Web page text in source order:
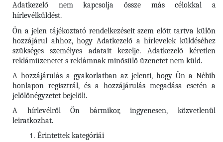
Adatkezelő nem kapcsolja össze más célokkal a
hírlevélküldést.
Ön a jelen tájékoztató rendelkezéseit szem előtt tartva külön
hozzájárul ahhoz, hogy Adatkezelő a hírlevelek küldéséhez
szükséges személyes adatait kezelje. Adatkezelő kéretlen
reklámüzenetet s reklámnak minősülő üzenetet nem küld.
A hozzájárulás a gyakorlatban az jelenti, hogy Ön a Nébih
honlapon regisztrál, és a hozzájárulás megadása esetén a
jelölőnégyzetet bejelöli.
A hírlevélről Ön bármikor, ingyenesen, közvetlenül
leiratkozhat.
Érintettek kategóriái